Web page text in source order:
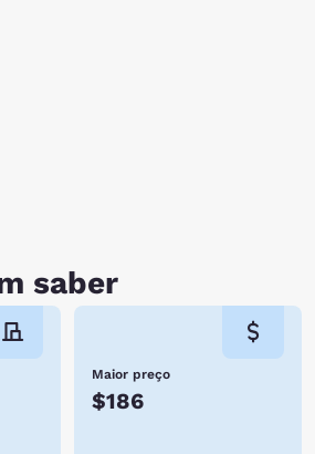
saber
Maior preço
$186